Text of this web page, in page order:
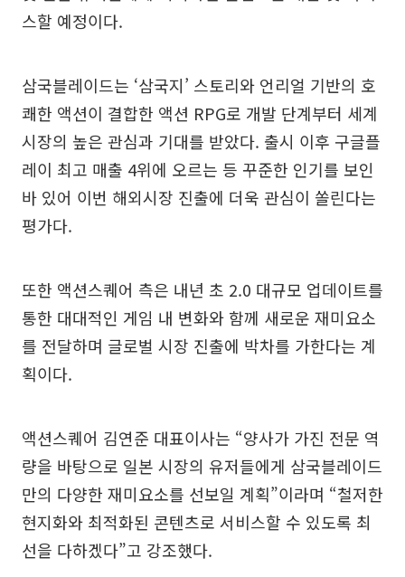
스할 예정이다.
삼국블레이드는 ‘삼국지’ 스토리와 언리얼 기반의 호
쾌한 액션이 결합한 액션 RPG로 개발 단계부터 세계
시장의 높은 관심과 기대를 받았다. 출시 이후 구글플
레이 최고 매출 4위에 오르는 등 꾸준한 인기를 보인
바 있어 이번 해외시장 진출에 더욱 관심이 쏠린다는
평가다.
또한 액션스퀘어 측은 내년 초 2.0 대규모 업데이트를
통한 대대적인 게임 내 변화와 함께 새로운 재미요소
를 전달하며 글로벌 시장 진출에 박차를 가한다는 계
획이다.
액션스퀘어 김연준 대표이사는 “양사가 가진 전문 역
량을 바탕으로 일본 시장의 유저들에게 삼국블레이드
만의 다양한 재미요소를 선보일 계획”이라며 “철저한
현지화와 최적화된 콘텐츠로 서비스할 수 있도록 최
선을 다하겠다”고 강조했다.